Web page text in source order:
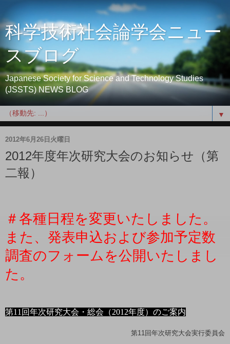
科学技術社会論学会ニュー
スブログ
Japanese Society for Science and Technology Studies
(JSSTS) NEWS BLOG
▼
2012年6月26日火曜日
2012年度年次研究大会のお知らせ（第
二報）
＃各種日程を変更いたしました。
また、発表申込および参加予定数
調査のフォームを公開いたしまし
た。
第11 回年次研究大会・総会（2012年度）のご案内
第11 回年次研究大会実行委員会